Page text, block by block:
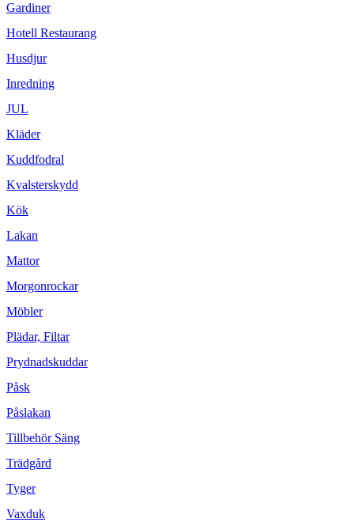
Gardiner
Hotell Restaurang
Husdjur
Inredning
JUL
Kläder
Kuddfodral
Kvalsterskydd
Kök
Lakan
Mattor
Morgonrockar
Möbler
Plädar, Filtar
Prydnadskuddar
Påsk
Påslakan
Tillbehör Säng
Trädgård
Tyger
Vaxduk